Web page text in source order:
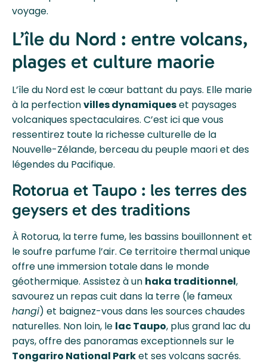
voyage.
L’île du Nord : entre volcans,
plages et culture maorie
L’île du Nord est le cœur battant du pays. Elle marie
à la perfectionvilles dynamiqueset paysages
volcaniques spectaculaires. C’est ici que vous
ressentirez toute la richesse culturelle de la
Nouvelle-Zélande, berceau du peuple maori et des
légendes du Pacifique.
Rotorua et Taupo : les terres des
geysers et des traditions
À Rotorua, la terre fume, les bassins bouillonnent et
le soufre parfume l’air. Ce territoire thermal unique
offre une immersion totale dans le monde
géothermique. Assistez à un haka traditionnel,
savourez un repas cuit dans la terre (le fameux
hangi) et baignez-vous dans les sources chaudes
naturelles. Non loin, le lac Taupo, plus grand lac du
pays, offre des panoramas exceptionnels sur le
Tongariro National Parket ses volcans sacrés.